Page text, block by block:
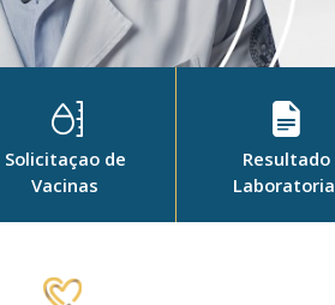
Solicitaçao de
Vacinas
Resultado